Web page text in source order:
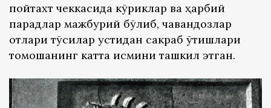
пойтахт чеккасида кўриклар ва ҳарбий
парадлар мажбурий бўлиб, чавандозлар
отлари тўсиқлар устидан сакраб ўтишлари
томошанинг катта қисмини ташкил этган.